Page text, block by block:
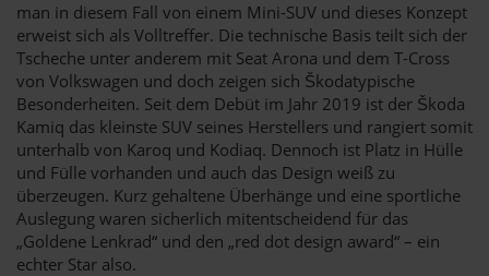
man in diesem Fall von einem Mini-SUV und dieses Konzept
erweist sich als Volltreffer. Die technische Basis teilt sich der
Tscheche unter anderem mit Seat Arona und dem T-Cross
von Volkswagen und doch zeigen sich Škodatypische
Besonderheiten. Seit dem Debüt im Jahr 2019 ist der Škoda
Kamiq das kleinste SUV seines Herstellers und rangiert somit
unterhalb von Karoq und Kodiaq. Dennoch ist Platz in Hülle
und Fülle vorhanden und auch das Design weiß zu
überzeugen. Kurz gehaltene Überhänge und eine sportliche
Auslegung waren sicherlich mitentscheidend für das
„Goldene Lenkrad“ und den „red dot design award“ – ein
echter Star also.